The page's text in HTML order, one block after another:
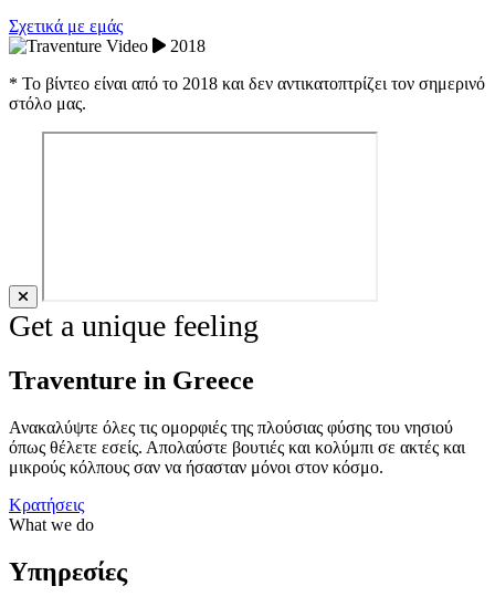
Σχετικά με εμάς
2018
* Το βίντεο είναι από το 2018 και δεν αντικατοπτρίζει τον σημερινό
στόλο μας.
Get a unique feeling
Traventure in Greece
Ανακαλύψτε όλες τις ομορφιές της πλούσιας φύσης του νησιού
όπως θέλετε εσείς. Απολαύστε βουτιές και κολύμπι σε ακτές και
μικρούς κόλπους σαν να ήσασταν μόνοι στον κόσμο.
Κρατήσεις
What we do
Υπηρεσίες